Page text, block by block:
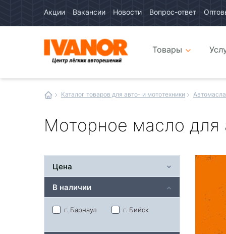
Акции Вакансии Новости Вопрос-ответ
интернетТовары
Каталог товаров для авто- и мототехники Автомасла
Моторное масло для
Цена
В наличии
г. Барнаул г. Бийск